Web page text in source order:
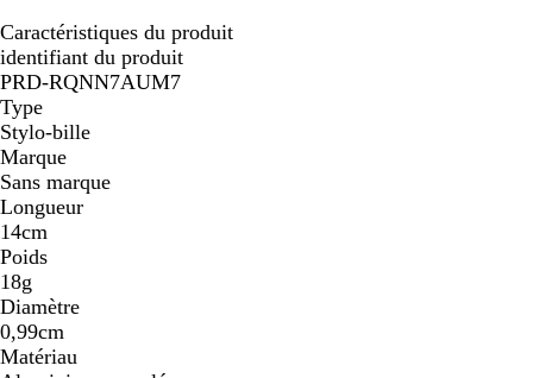
Caractéristiques du produit
identifiant du produit
PRD-RQNN7AUM7
Type
Stylo-bille
Marque
Sans marque
Longueur
14cm
Poids
18g
Diamètre
0,99cm
Matériau